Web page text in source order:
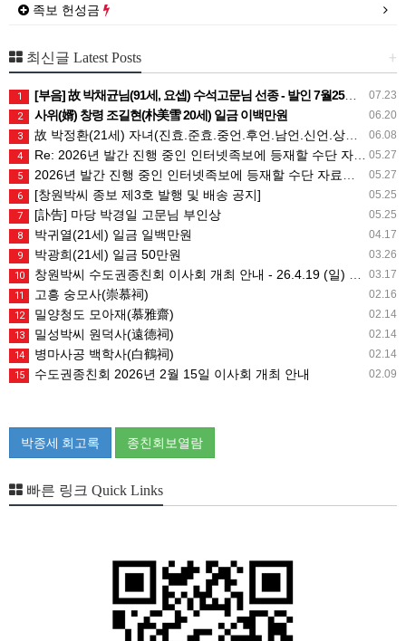
족보 헌성금
+
최신글 Latest Posts
07.23
1 [부음] 故 박채균님(91세, 요셉) 수석고문님 선종 - 발인 7월25일 (토) 05시
06.20
2 사위(婿) 창령 조길현(朴美雪 20세) 일금 이백만원
06.08
3 故 박정환(21세) 자녀(진효.준효.중언.후언.남언.신언.상희) 일금 일백만원
05.27
4 Re: 2026년 발간 진행 중인 인터넷족보에 등재할 수단 자료는 무엇인가요?
05.27
5 2026년 발간 진행 중인 인터넷족보에 등재할 수단 자료는 무엇인가요?
05.25
6 [창원박씨 종보 제3호 발행 및 배송 공지]
05.25
7 [訃告] 마당 박경일 고문님 부인상
04.17
8 박귀열(21세) 일금 일백만원
03.26
9 박광희(21세) 일금 50만원
03.17
10 창원박씨 수도권종친회 이사회 개최 안내 - 26.4.19 (일) 10시
02.16
11 고흥 숭모사(崇慕祠)
02.14
12 밀양청도 모아재(慕雅齋)
02.14
13 밀성박씨 원덕사(遠德祠)
02.14
14 병마사공 백학사(白鶴祠)
02.09
15 수도권종친회 2026년 2월 15일 이사회 개최 안내
박종세 회고록 종친회보열람
빠른 링크 Quick Links